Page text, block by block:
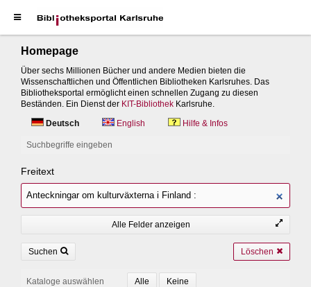
Homepage
Über sechs Millionen Bücher und andere Medien bieten die
Wissenschaftlichen und Öffentlichen Bibliotheken Karlsruhes. Das
Bibliotheksportal ermöglicht einen schnellen Zugang zu diesen
Beständen. Ein Dienst der KIT-Bibliothek Karlsruhe.
Deutsch
English Hilfe & Infos
Suchbegriffe eingeben
Freitext
Alle Felder anzeigen
Suchen Löschen
Kataloge auswählen